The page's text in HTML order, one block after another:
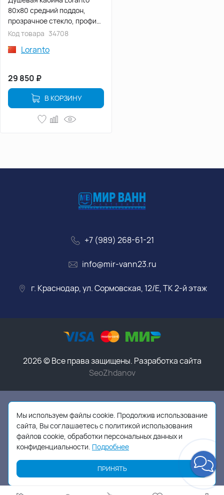
80х80 средний поддон,
прозрачное стекло, профиль
Хром, CS-6680-25 G
Код товара 34708
Loranto
29 850 ₽
В КОРЗИНУ
+7 (989) 268-61-21
info@mir-vann23.ru
г. Краснодар, ул. Сормовская, 12/Е, ТК 2-й этаж
2026 © Все права защищены. Разработка сайта
SeoZhdanov
Данный интернет-магазин носит исключительно
информационный характер и ни при каких условиях
информационные материалы, размеры, фото и цены
сайта не являются публичной офертой, в соответствии
с пунктом 2 статьи 437 ГК РФ
Мы используем файлы cookie. Продолжив использование
сайта, Вы соглашаетесь с политикой использования
файлов cookie, обработки персональных данных и
конфиденциальности. Подробнее
ПРИНЯТЬ